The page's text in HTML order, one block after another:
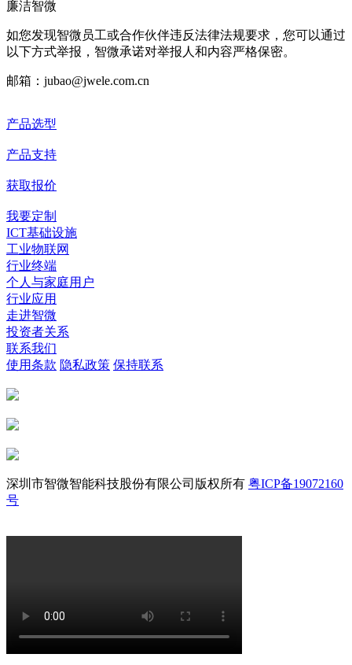
廉洁智微
如您发现智微员工或合作伙伴违反法律法规要求，您可以通过
以下方式举报，智微承诺对举报人和内容严格保密。
邮箱：jubao@jwele.com.cn
产品选型
产品支持
获取报价
我要定制
ICT基础设施
工业物联网
行业终端
个人与家庭用户
行业应用
走进智微
投资者关系
联系我们
使用条款 隐私政策 保持联系
深圳市智微智能科技股份有限公司版权所有 粤ICP备19072160
号